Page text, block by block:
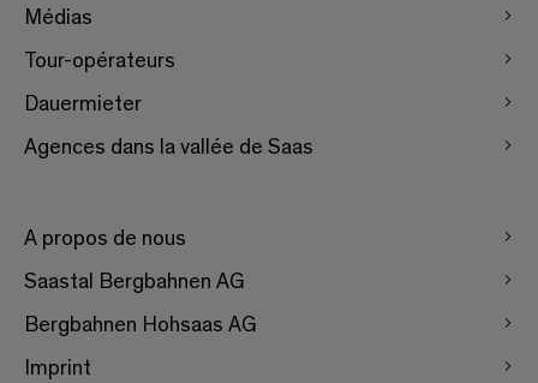
Médias
Tour-opérateurs
Dauermieter
Agences dans la vallée de Saas
A propos de nous
Saastal Bergbahnen AG
Bergbahnen Hohsaas AG
Imprint